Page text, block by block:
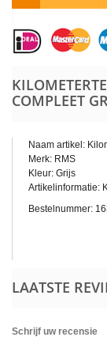
COMPLEET
Naam artikel:
Merk: RMS
Kleur: Grijs
Artikelinformatie:
Bestelnummer:
LAATSTE
Schrijf uw recensie